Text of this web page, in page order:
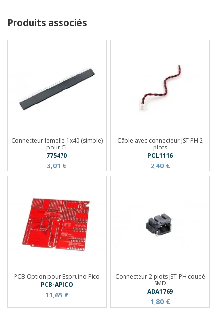
Produits associés
Connecteur femelle 1x40 (simple)
pour CI
775470
3,01 €
Câble avec connecteur JST PH 2
plots
POL1116
2,40 €
PCB Option pour Espruino Pico
PCB-APICO
11,65 €
Connecteur 2 plots JST-PH coudé
SMD
ADA1769
1,80 €